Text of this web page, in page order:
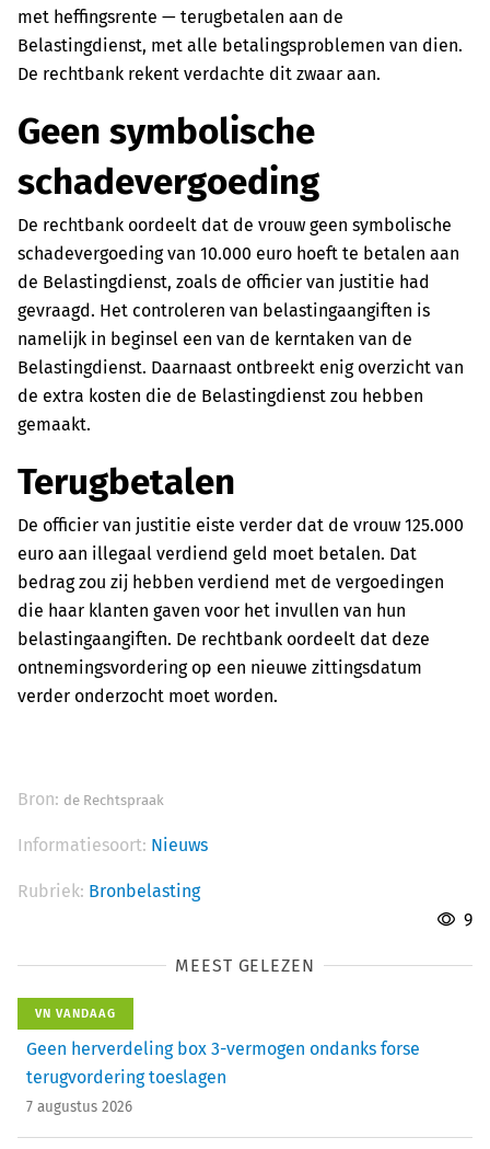
met heffingsrente — terugbetalen aan de
Belastingdienst, met alle betalingsproblemen van dien.
De rechtbank rekent verdachte dit zwaar aan.
Geen symbolische
schadevergoeding
De rechtbank oordeelt dat de vrouw geen symbolische
schadevergoeding van 10.000 euro hoeft te betalen aan
de Belastingdienst, zoals de officier van justitie had
gevraagd. Het controleren van belastingaangiften is
namelijk in beginsel een van de kerntaken van de
Belastingdienst. Daarnaast ontbreekt enig overzicht van
de extra kosten die de Belastingdienst zou hebben
gemaakt.
Terugbetalen
De officier van justitie eiste verder dat de vrouw 125.000
euro aan illegaal verdiend geld moet betalen. Dat
bedrag zou zij hebben verdiend met de vergoedingen
die haar klanten gaven voor het invullen van hun
belastingaangiften. De rechtbank oordeelt dat deze
ontnemingsvordering op een nieuwe zittingsdatum
verder onderzocht moet worden.
Bron: de Rechtspraak
Informatiesoort: Nieuws
Rubriek: Bronbelasting
9
MEEST GELEZEN
VN VANDAAG
Geen herverdeling box 3-vermogen ondanks forse
terugvordering toeslagen
7 augustus 2026